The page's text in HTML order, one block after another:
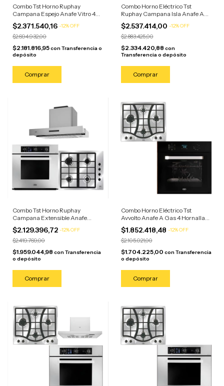
Combo Tst Horno Ruphay
Campana Espejo Anafe Vitro 4
Hornalla Acero Inoxidable/anafe
Negro
$2.371.540,16 -12%OFF
$2.694.932,00
$2.181.816,95con Transferencia o
depósito
Combo Horno Eléctrico Tst
Ruphay Campana Isla Anafe A
Gas Acero Inoxidable
$2.537.414,00 -12%OFF
$2.883.425,00
$2.334.420,88 con
Transferencia o depósito
Combo Tst Horno Ruphay
Campana Extensible Anafe
Sulata 4 Horn Acero Inoxidable
$2.129.396,72 -12%OFF
$2.419.769,00
$1.959.044,98 con Transferencia
o depósito
Combo Horno Eléctrico Tst
Avvolto Anafe A Gas 4 Hornallas
Negro/anafe Acero
$1.852.418,48 -12%OFF
$2.105.021,00
$1.704.225,00 con Transferencia
o depósito